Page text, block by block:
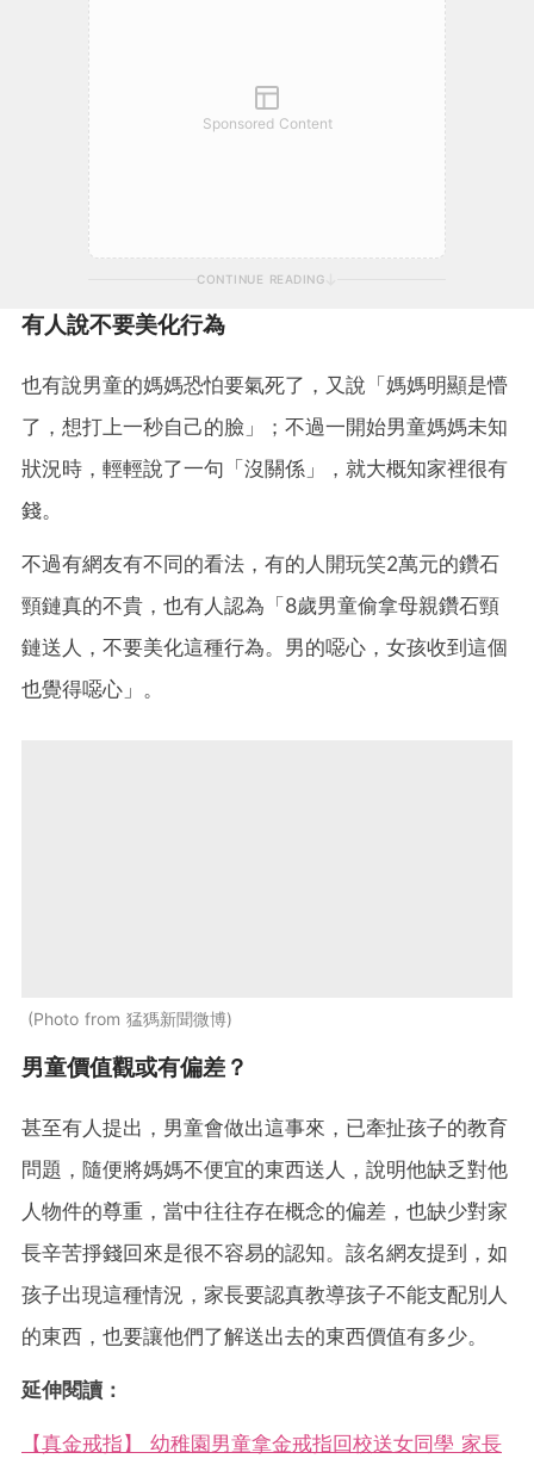
Sponsored Content
CONTINUE READING
有人說不要美化行為
也有說男童的媽媽恐怕要氣死了，又說「媽媽明顯是懵
了，想打上一秒自己的臉」；不過一開始男童媽媽未知
狀況時，輕輕說了一句「沒關係」，就大概知家裡很有
錢。
不過有網友有不同的看法，有的人開玩笑2萬元的鑽石
頸鏈真的不貴，也有人認為「8歲男童偷拿母親鑽石頸
鏈送人，不要美化這種行為。男的噁心，女孩收到這個
也覺得噁心」。
Photo from 猛獁新聞微博
男童價值觀或有偏差？
甚至有人提出，男童會做出這事來，已牽扯孩子的教育
問題，隨便將媽媽不便宜的東西送人，說明他缺乏對他
人物件的尊重，當中往往存在概念的偏差，也缺少對家
長辛苦掙錢回來是很不容易的認知。該名網友提到，如
孩子出現這種情況，家長要認真教導孩子不能支配別人
的東西，也要讓他們了解送出去的東西價值有多少。
延伸閱讀：
【真金戒指】 幼稚園男童拿金戒指回校送女同學 家長